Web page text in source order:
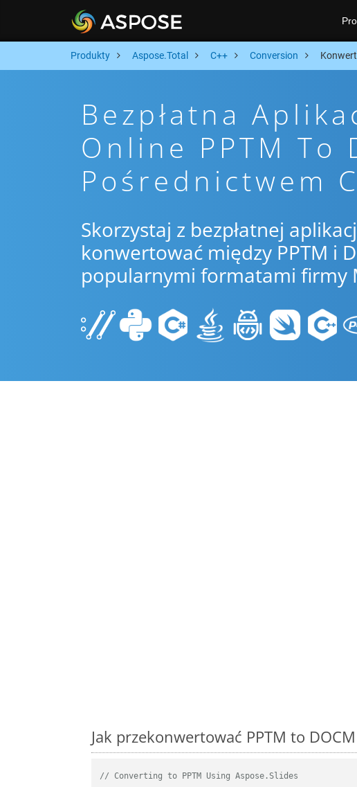
Produkty Aspose.Total C++ Conversion
Bezpłatna
Online PPTM To
Pośrednictwem
Skorzystaj z bezpłatnej
konwertować między PPTM i
popularnymi formatami firmy
Jak przekonwertować PPTM to
// Converting to PPTM Using Aspose.Slides